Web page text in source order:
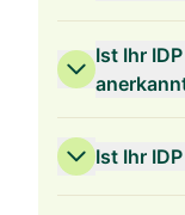
Ist Ihr
Ist Ihr